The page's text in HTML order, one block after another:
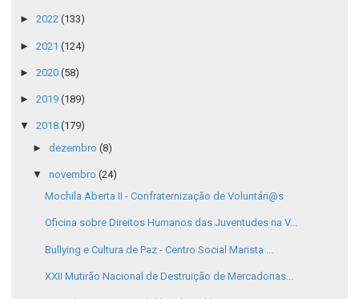
► 2022 (133)
► 2021 (124)
► 2020 (58)
► 2019 (189)
▼ 2018 (179)
► dezembro (8)
▼ novembro (24)
Mochila Aberta II - Confraternização de Voluntári@s
Oficina sobre Direitos Humanos das Juventudes na V...
Bullying e Cultura de Paz - Centro Social Marista ...
XXII Mutirão Nacional de Destruição de Mercadorias...